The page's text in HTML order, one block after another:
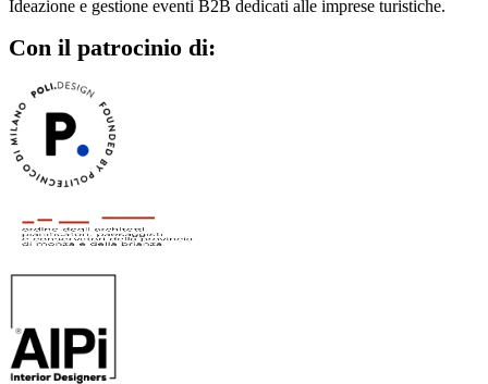
Ideazione e gestione eventi B2B dedicati alle imprese turistiche.
Con il patrocinio di: